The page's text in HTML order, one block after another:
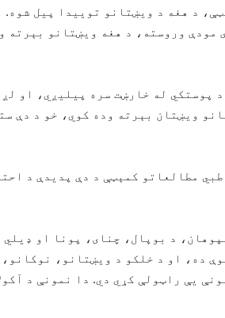
د دسمبر له ۳۱مې نیټې، د هغه د ویښتانو توییدا
مودې وروسته، د هغه ویښتانو بېرته
پوستکي له خارښت سره پیلیږي، او
ویښتان بېرته وده کوي، خو د دې
مطالعاتو کمېټې د دې پدیدې د
د بوپال، چنای، پونا او
ده، او د خلکو د ویښتانو،
یې راټولې کړي دي. دا نمونې د